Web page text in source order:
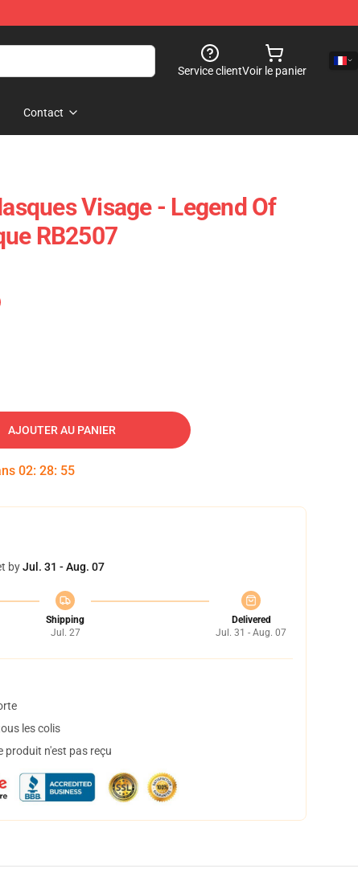
Service clientVoir le panier
Contact
Visage - Legend Of
RB2507
AJOUTER AU PANIER
02: 28: 54
byJul. 31 - Aug. 07
Shipping
Jul. 27
Delivered
Jul. 31 - Aug. 07
les colis
produit n'est pas reçu